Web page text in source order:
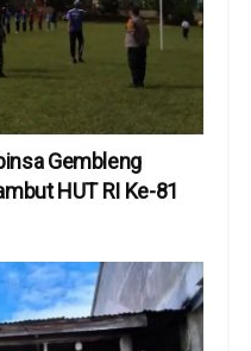
Gembleng
HUT RI Ke-81